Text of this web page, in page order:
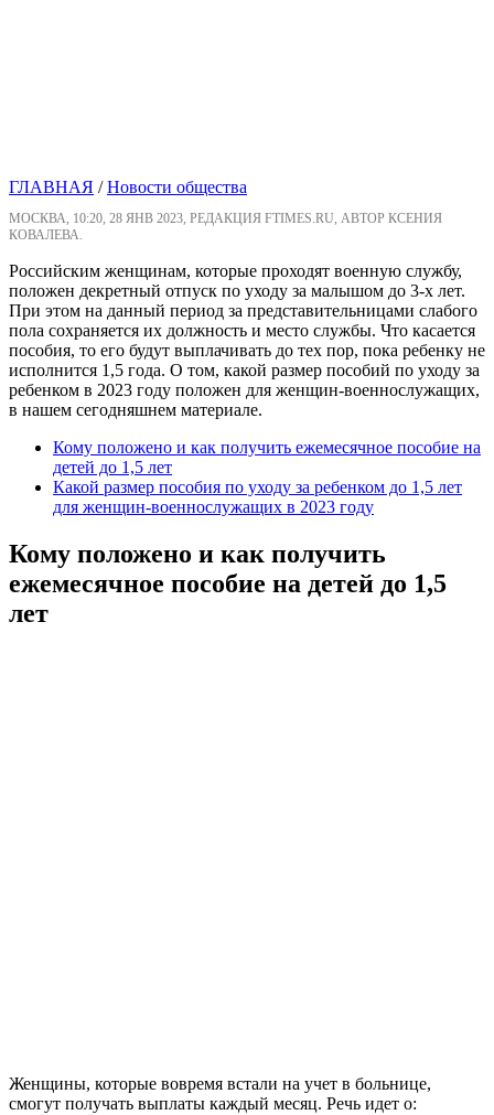
ГЛАВНАЯ /Новости общества
МОСКВА, 10:20, 28 ЯНВ 2023, РЕДАКЦИЯ FTIMES.RU, АВТОР КСЕНИЯ
КОВАЛЕВА.
Российским женщинам, которые проходят военную службу,
положен декретный отпуск по уходу за малышом до 3-х лет.
При этом на данный период за представительницами слабого
пола сохраняется их должность и место службы. Что касается
пособия, то его будут выплачивать до тех пор, пока ребенку не
исполнится 1,5 года. О том, какой размер пособий по уходу за
ребенком в 2023 году положен для женщин-военнослужащих,
в нашем сегодняшнем материале.
Кому положено и как получить ежемесячное пособие на
детей до 1,5 лет
Какой размер пособия по уходу за ребенком до 1,5 лет
для женщин-военнослужащих в 2023 году
Кому положено и как получить
ежемесячное пособие на детей до 1,5
лет
Женщины, которые вовремя встали на учет в больнице,
смогут получать выплаты каждый месяц. Речь идет о: